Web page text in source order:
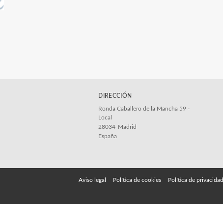
DIRECCIÓN
Ronda Caballero de la Mancha 59 -
Local
28034 Madrid
España
Aviso legal Política de cookies Política de privacidad